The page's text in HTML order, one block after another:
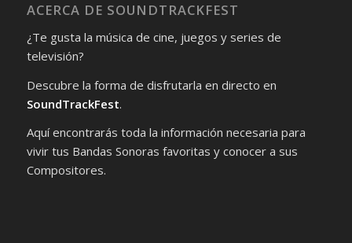
ACERCA DE SOUNDTRACKFEST
¿Te gusta la música de cine, juegos y series de
televisión?
Descubre la forma de disfrutarla en directo en
SoundTrackFest.
Aquí encontrarás toda la información necesaria para
vivir tus Bandas Sonoras favoritas y conocer a sus
Compositores.